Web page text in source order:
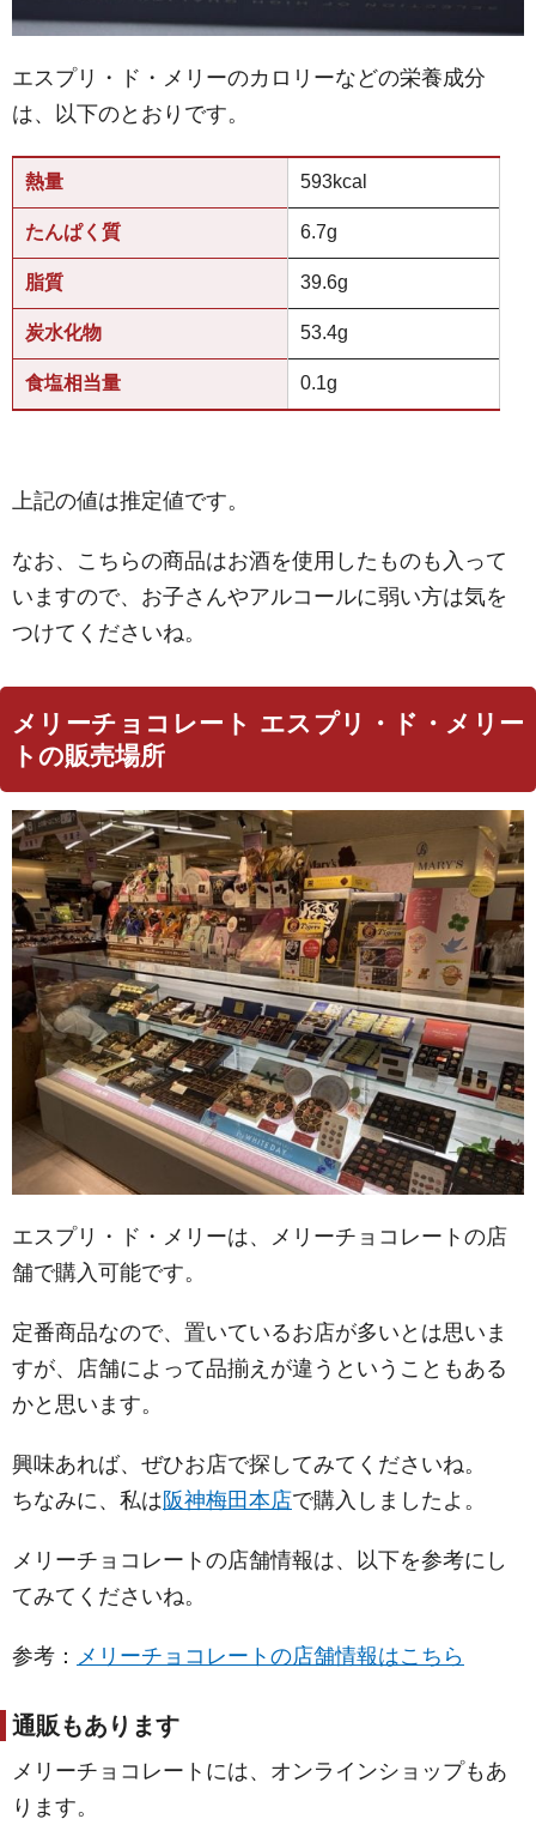
エスプリ・ド・メリーのカロリーなどの栄養成分
は、以下のとおりです。
熱量 593kcal
たんぱく質 6.7g
脂質 39.6g
炭水化物 53.4g
食塩相当量 0.1g
上記の値は推定値です。
なお、こちらの商品はお酒を使用したものも入って
いますので、お子さんやアルコールに弱い方は気を
つけてくださいね。
メリーチョコレート エスプリ・ド・メリー
トの販売場所
エスプリ・ド・メリーは、メリーチョコレートの店
舗で購入可能です。
定番商品なので、置いているお店が多いとは思いま
すが、店舗によって品揃えが違うということもある
かと思います。
興味あれば、ぜひお店で探してみてくださいね。
ちなみに、私は 阪神梅田本店で購入しましたよ。
メリーチョコレートの店舗情報は、以下を参考にし
てみてくださいね。
参考： メリーチョコレートの店舗情報はこちら
通販もあります
メリーチョコレートには、オンラインショップもあ
ります。